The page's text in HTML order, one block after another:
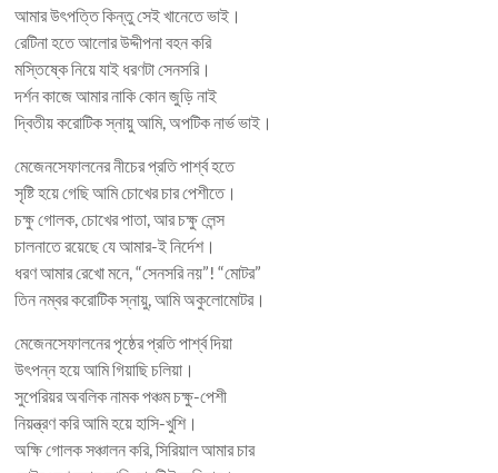
আমার উৎপত্তি কিন্তু সেই খানেতে ভাই।
রেটিনা হতে আলোর উদ্দীপনা বহন করি
মস্তিষ্কে নিয়ে যাই ধরণটা সেনসরি।
দর্শন কাজে আমার নাকি কোন জুড়ি নাই
দ্বিতীয় করোটিক স্নায়ু আমি, অপটিক নার্ভ ভাই।
মেজেনসেফালনের নীচের প্রতি পার্শ্ব হতে
সৃষ্টি হয়ে গেছি আমি চোখের চার পেশীতে।
চক্ষু গোলক, চোখের পাতা, আর চক্ষু লেন্স
চালনাতে রয়েছে যে আমার-ই নির্দেশ।
ধরণ আমার রেখো মনে, “সেনসরি নয়”! “মোটর”
তিন নম্বর করোটিক স্নায়ু, আমি অকুলোমোটর।
মেজেনসেফালনের পৃষ্ঠের প্রতি পার্শ্ব দিয়া
উৎপন্ন হয়ে আমি গিয়াছি চলিয়া।
সুপেরিয়র অবলিক নামক পঞ্চম চক্ষু-পেশী
নিয়ন্ত্রণ করি আমি হয়ে হাসি-খুশি।
অক্ষি গোলক সঞ্চালন করি, সিরিয়াল আমার চার